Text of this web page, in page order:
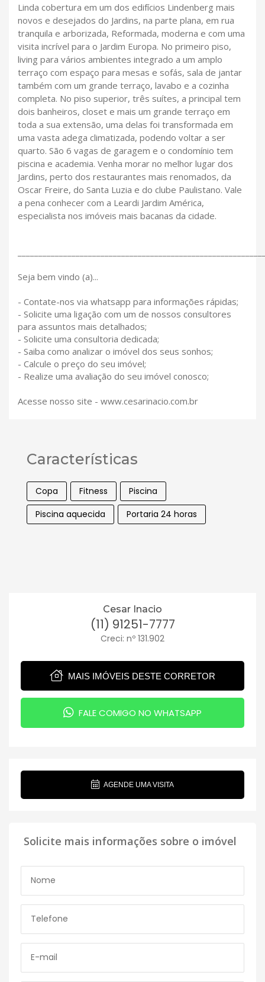
Linda cobertura em um dos edifícios Lindenberg mais
novos e desejados do Jardins, na parte plana, em rua
tranquila e arborizada, Reformada, moderna e com uma
visita incrível para o Jardim Europa. No primeiro piso,
living para vários ambientes integrado a um amplo
terraço com espaço para mesas e sofás, sala de jantar
também com um grande terraço, lavabo e a cozinha
completa. No piso superior, três suítes, a principal tem
dois banheiros, closet e mais um grande terraço em
toda a sua extensão, uma delas foi transformada em
uma vasta adega climatizada, podendo voltar a ser
quarto. São 6 vagas de garagem e o condomínio tem
piscina e academia. Venha morar no melhor lugar dos
Jardins, perto dos restaurantes mais renomados, da
Oscar Freire, do Santa Luzia e do clube Paulistano. Vale
a pena conhecer com a Leardi Jardim América,
especialista nos imóveis mais bacanas da cidade.
Seja bem vindo (a)...
- Contate-nos via whatsapp para informações rápidas;
- Solicite uma ligação com um de nossos consultores
para assuntos mais detalhados;
- Solicite uma consultoria dedicada;
- Saiba como analizar o imóvel dos seus sonhos;
- Calcule o preço do seu imóvel;
- Realize uma avaliação do seu imóvel conosco;
Acesse nosso site - www.cesarinacio.com.br
Características
Copa Fitness
Piscina
Piscina aquecida
Portaria 24 horas
Cesar Inacio
(11) 91251-7777
Creci: nº 131.902
MAIS IMÓVEIS DESTE CORRETOR
FALE COMIGO NO WHATSAPP
AGENDE UMA VISITA
Solicite mais informações sobre o imóvel